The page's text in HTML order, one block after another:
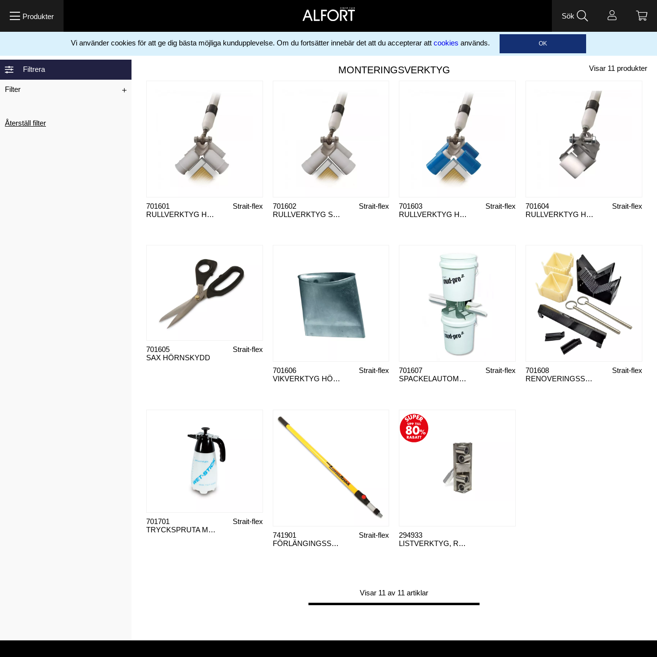
Sök
Vi använder cookies för att ge dig bästa möjliga kundupplevelse. Om du fortsätter innebär det att du accepterar att cookies används. OK
Måleriprodukter Hörnskydd Monteringsverktyg
Filtrera
Filter
Återställ filter
MONTERINGSVERKTYG Visar 11 produkter
RULLVERKTYG HÖRNSKYDD YTTERHÖRN BSR
Strait-flex
701601
RULLVERKTYG STRAIT-FLEX OSR
Strait-flex
701602
RULLVERKTYG HÖRNSKYDD YTTERHÖRN WSR
Strait-flex
701603
RULLVERKTYG HÖRNSKYDD INNERHÖRN ISR
Strait-flex
701604
SAX HÖRNSKYDD
Strait-flex
701605
VIKVERKTYG HÖRNSKYDD FOLDER
Strait-flex
701606
SPACKELAUTOMAT MUD-PRO
Strait-flex
701607
RENOVERINGSSATS MUD-PRO
Strait-flex
701608
TRYCKSPRUTA MPS 1,5 L
Strait-flex
701701
FÖRLÄNGINGSSKAFT MR LONGARM EP
Strait-flex
741901
LISTVERKTYG, ROLLER INSIDA 90
294933
Visar 11 av 11 artiklar